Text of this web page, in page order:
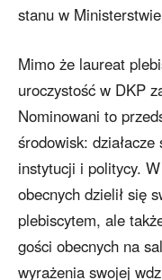
stanu w
Mimo że laureat
uroczystość w DKP
Nominowani to
środowisk:
instytucji i politycy.
obecnych dzielił się
plebiscytem, ale
gości obecnych na
wyrażenia swojej